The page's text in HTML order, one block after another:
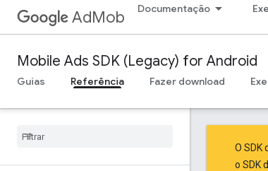
AdMob Documentação
Mobile Ads SDK (Legacy) for Android
Guias Referência Fazer download
O SDK
o SDK